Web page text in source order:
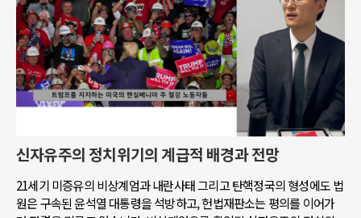
신자유주의 정치위기의 계급적 배경과 전망
21세기 미증유의 비상계엄과 내란사태 그리고 탄핵정국의 형성에도 법
원은 구속된 윤석열 대통령을 석방하고, 헌법재판소는 평의를 이어가